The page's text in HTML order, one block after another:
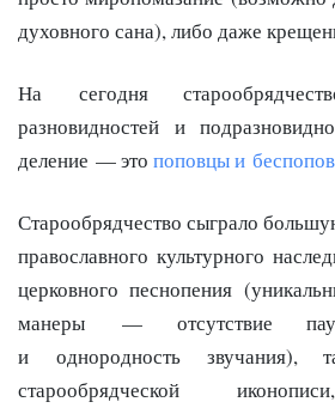
духовного сана), либо даже
На сегодня
разновидностей и
деление — это поповцы и
Старообрядчество сыграло
православного культурного
церковного песнопения
манеры — отсутствие
и однородность звучания),
старообрядческой